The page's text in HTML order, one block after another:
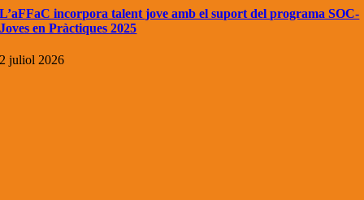
L’aFFaC incorpora talent jove amb el suport del programa SOC-
Joves en Pràctiques 2025
2 juliol 2026